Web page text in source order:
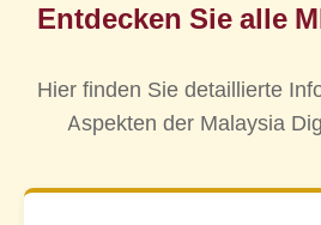
Reihenfolge — aber es ist
der MDAC-Einreichung
finden Sie länderspezifische
Vielflieger nach Malaysia
kostenlose Einreichung und
offizielle MDAC-Portalauf
Jabatan Imigresen Malaysia.
Entdecken Sie alle
Hier finden Sie detaillierte
Aspekten der Malaysia